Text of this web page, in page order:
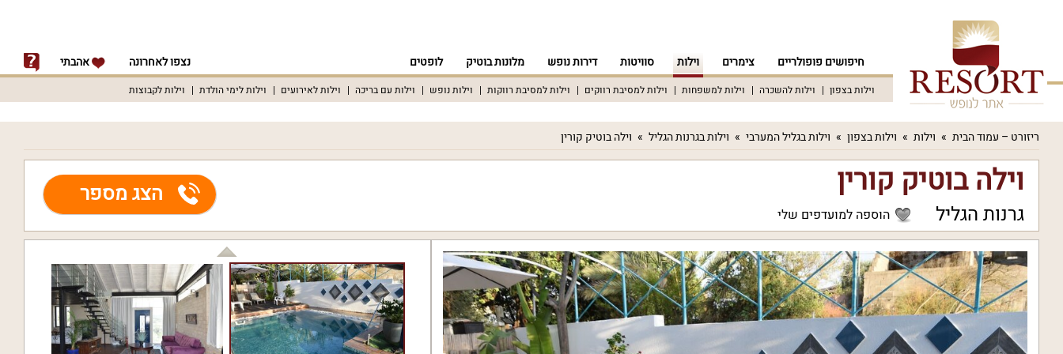
חיפושים פופולריים צימרים וילות סוויטות דירות נופש מלונות בוטיק לופטים נצפו לאחרונה אהבתי
וילות בצפון וילות להשכרה וילות למשפחות וילות למסיבת רווקים וילות למסיבת רווקות וילות נופש וילות עם בריכה וילות לאירועים וילות לימי הולדת וילות לקבוצות
ריזורט – עמוד הבית וילות וילות בצפון וילות בגליל המערבי וילות בגרנות הגליל וילה בוטיק קורין
וילה בוטיק קורין
גרנות הגליל הוספה למועדפים שלי
הצג מספר